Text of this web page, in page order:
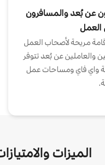
عن بُعد والمسافرون
العمل
مريحة لأصحاب العمل
والعاملين عن بُعد تتوفر
واي فاي ومساحات عمل
الميزات